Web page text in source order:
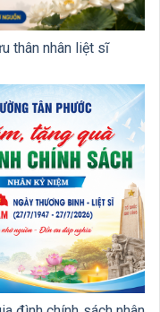
thân nhân liệt sĩ